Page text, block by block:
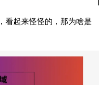
看起来怪怪的，那为啥是